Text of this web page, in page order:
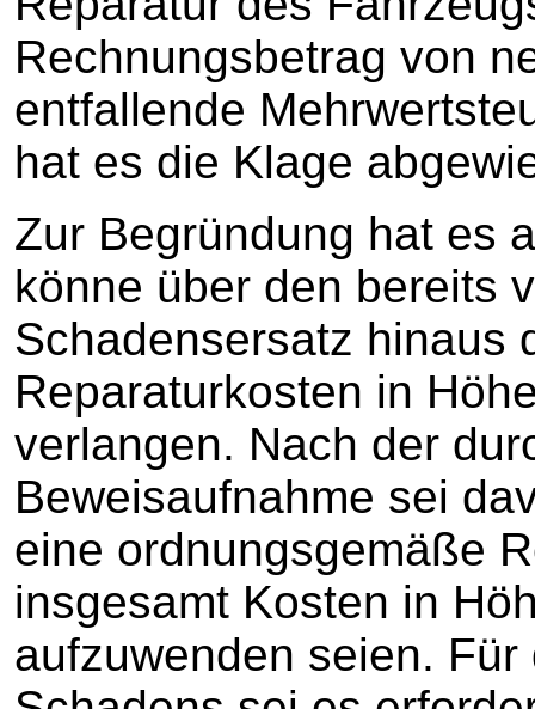
Rechnungsbetrag von
entfallende
hat es die Klage
Zur Begründung hat es
könne über den bereits
Schadensersatz hinaus
Reparaturkosten in
verlangen. Nach der
Beweisaufnahme sei
eine ordnungsgemäße
insgesamt Kosten in
aufzuwenden seien.